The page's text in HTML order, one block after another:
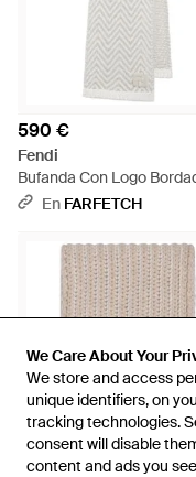
We Care About Your
We store and access
unique identifiers, on
tracking technologies.
consent will disable
content and ads you
We Care About Your
We store and access
unique identifiers, on
tracking technologies.
consent will disable
content and ads you
590 €
Fendi
Bufanda Con Logo
Blanco
En FARFETCH